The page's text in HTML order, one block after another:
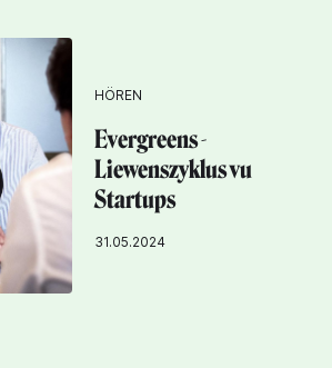
HÖREN
Evergreens -
Liewenszyklus vu
Startups
31.05.2024